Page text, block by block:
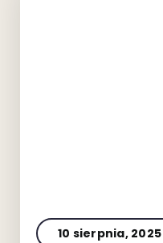
10 sierpnia, 2025